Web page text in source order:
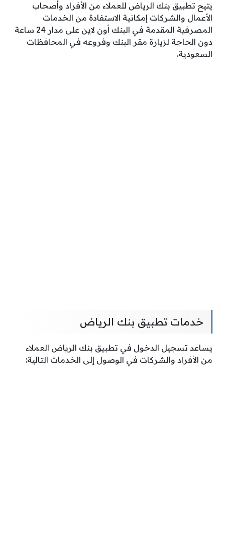
يتيح تطبيق بنك الرياض للعملاء من الأفراد وأصحاب
الأعمال والشركات إمكانية الاستفادة من الخدمات
المصرفية المقدمة في البنك أون لاين على مدار 24 ساعة
دون الحاجة لزيارة مقر البنك وفروعه في المحافظات
السعودية.
خدمات تطبيق بنك الرياض
يساعد تسجيل الدخول في تطبيق بنك الرياض العملاء
من الأفراد والشركات في الوصول إلى الخدمات التالية: